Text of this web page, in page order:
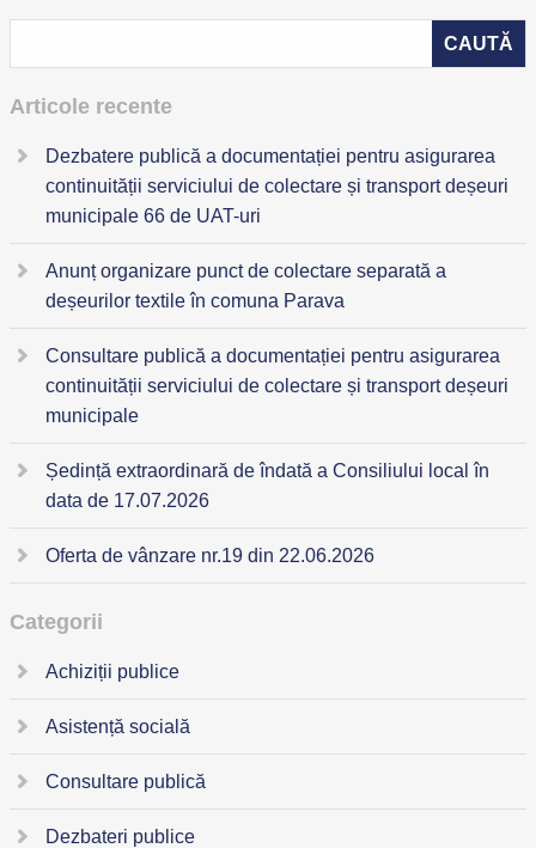
Articole recente
Dezbatere publică a documentației pentru asigurarea
continuității serviciului de colectare și transport deșeuri
municipale 66 de UAT-uri
Anunț organizare punct de colectare separată a
deșeurilor textile în comuna Parava
Consultare publică a documentației pentru asigurarea
continuității serviciului de colectare și transport deșeuri
municipale
Ședință extraordinară de îndată a Consiliului local în
data de 17.07.2026
Oferta de vânzare nr.19 din 22.06.2026
Categorii
Achiziții publice
Asistență socială
Consultare publică
Dezbateri publice